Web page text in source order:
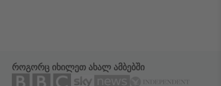
როგორც იხილეთ ახალ ამბებში